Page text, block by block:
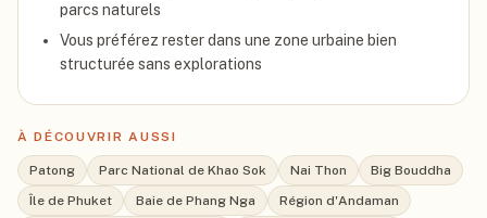
parcs naturels
Vous préférez rester dans une zone urbaine bien
structurée sans explorations
À DÉCOUVRIR AUSSI
Patong Parc National de Khao Sok Nai Thon
Big Bouddha
Île de Phuket
Baie de Phang Nga
Région d'Andaman